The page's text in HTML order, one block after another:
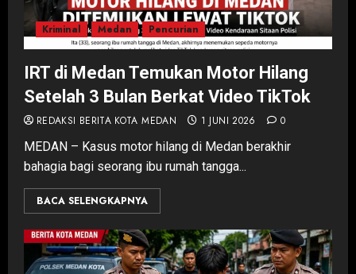
Kriminal Medan Pencurian
IRT di Medan Temukan Motor Hilang
Setelah 3 Bulan Berkat Video TikTok
REDAKSI BERITA KOTA MEDAN 1 JUNI 2026 0
MEDAN – Kasus motor hilang di Medan berakhir
bahagia bagi seorang ibu rumah tangga...
BACA SELENGKAPNYA